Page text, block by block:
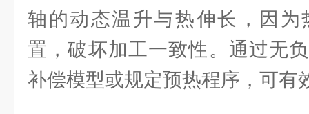
轴的动态温升与热伸长，因为
置，破坏加工一致性。通过无
补偿模型或规定预热程序，可有